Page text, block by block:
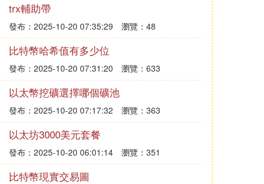
trx輔助帶
發布：2025-10-20 07:35:29 瀏覽：48
比特幣哈希值有多少位
發布：2025-10-20 07:31:20 瀏覽：633
以太幣挖礦選擇哪個礦池
發布：2025-10-20 07:17:32 瀏覽：363
以太坊3000美元套餐
發布：2025-10-20 06:01:14 瀏覽：351
比特幣現實交易圖